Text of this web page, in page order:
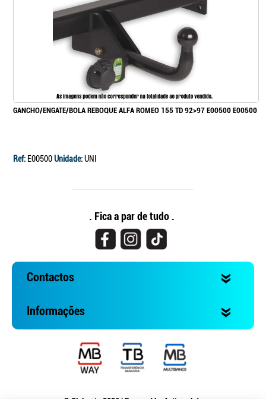
GANCHO/ENGATE/BOLA REBOQUE ALFA ROMEO 155 TD 92>97 E00500 E00500
Ref: E00500Unidade:UNI
. Fica a par de tudo .
Contactos
Informações